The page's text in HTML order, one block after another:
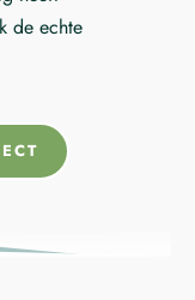
de echte